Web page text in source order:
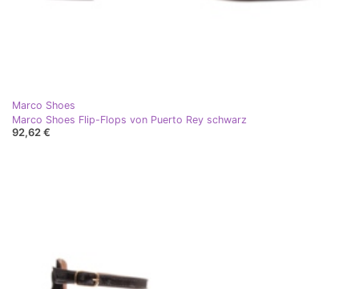
Marco Shoes
Marco Shoes Flip-Flops von Puerto Rey schwarz
92,62 €